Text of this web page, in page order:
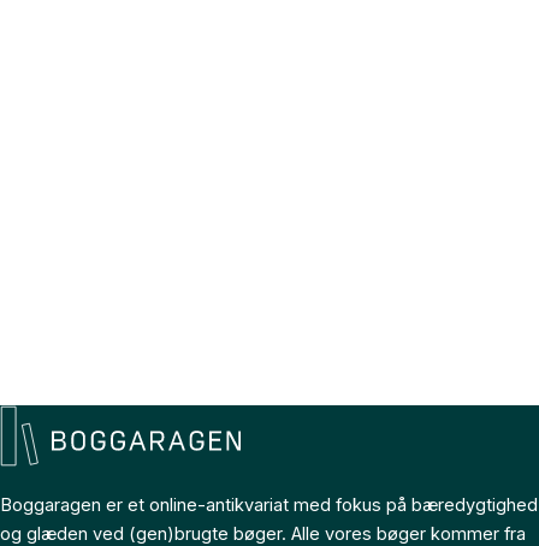
Boggaragen er et online-antikvariat med fokus på bæredygtighed
og glæden ved (gen)brugte bøger. Alle vores bøger kommer fra